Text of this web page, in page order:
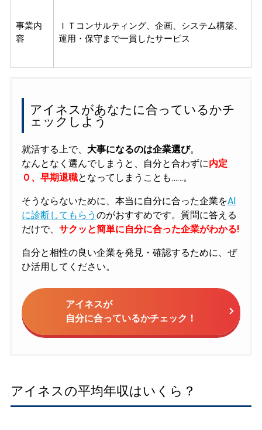
事業内
容
ＩＴコンサルティング、企画、システム構築、
運用・保守まで一貫したサービス
アイネスがあなたに合っているかチ
ェックしよう
就活する上で、 大事になるのは企業選び。
なんとなく選んでしまうと、自分と合わずに内定
０、早期退職となってしまうことも……。
そうならないために、本当に自分に合った企業をAI
に診断してもらう のがおすすめです。質問に答える
だけで、 サクッと簡単に自分に合った企業がわかる!
自分と相性の良い企業を発見・確認するために、ぜ
ひ活用してください。
アイネスが
自分に合っているかチェック！
アイネスの平均年収はいくら？